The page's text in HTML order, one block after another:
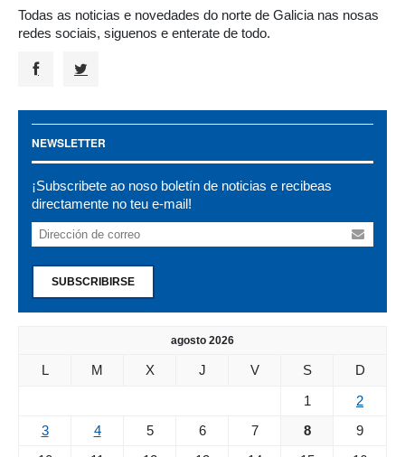
Todas as noticias e novedades do norte de Galicia nas nosas
redes sociais, siguenos e enterate de todo.
NEWSLETTER
¡Subscribete ao noso boletín de noticias e recibeas
directamente no teu e-mail!
SUBSCRIBIRSE
agosto 2026
L M X J V S
D
1
2
3
4 5 6 7 8
9